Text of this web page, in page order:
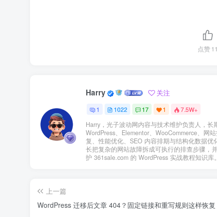
点赞
Harry 关注
1 1022 17 1 7.5W+
Harry，光子波动网内容与技术维护负责人，长
WordPress、Elementor、WooCommerce、网
复、性能优化、SEO 内容排期与结构化数据优
长把复杂的网站故障拆成可执行的排查步骤，
护 361sale.com 的 WordPress 实战教程知识库
上一篇
WordPress 迁移后文章 404？固定链接和重写规则这样恢复